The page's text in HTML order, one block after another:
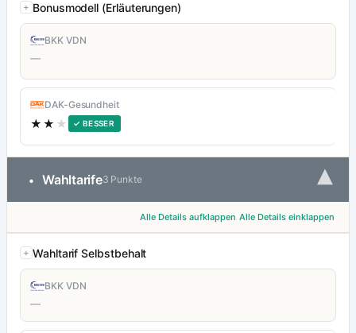
Bonusmodell (Erläuterungen)
BKK VDN
—
DAK-Gesundheit
★★ ★ ✓ BESSER
• Wahltarife3 Punkte ▾
Alle Details aufklappen Alle Details einklappen
Wahltarif Selbstbehalt
BKK VDN
—